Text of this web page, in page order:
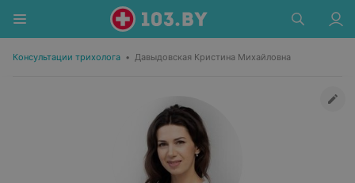
Консультации трихолога • Давыдовская Кристина Михайловна